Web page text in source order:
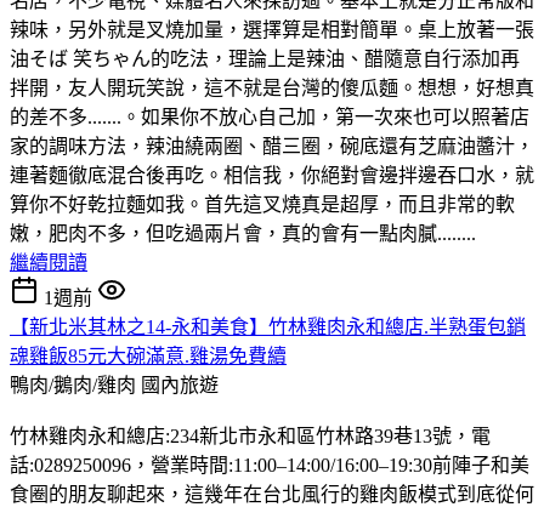
辣味，另外就是叉燒加量，選擇算是相對簡單。桌上放著一張
油そば 笑ちゃん的吃法，理論上是辣油、醋隨意自行添加再
拌開，友人開玩笑說，這不就是台灣的傻瓜麵。想想，好想真
的差不多.......。如果你不放心自己加，第一次來也可以照著店
家的調味方法，辣油繞兩圈、醋三圈，碗底還有芝麻油醬汁，
連著麵徹底混合後再吃。相信我，你絕對會邊拌邊吞口水，就
算你不好乾拉麵如我。首先這叉燒真是超厚，而且非常的軟
嫩，肥肉不多，但吃過兩片會，真的會有一點肉膩........
繼續閱讀
1週前
【新北米其林之14-永和美食】竹林雞肉永和總店.半熟蛋包銷
魂雞飯85元大碗滿意.雞湯免費續
鴨肉/鵝肉/雞肉 國內旅遊
竹林雞肉永和總店:234新北市永和區竹林路39巷13號，電
話:0289250096，營業時間:11:00–14:00/16:00–19:30前陣子和美
食圈的朋友聊起來，這幾年在台北風行的雞肉飯模式到底從何